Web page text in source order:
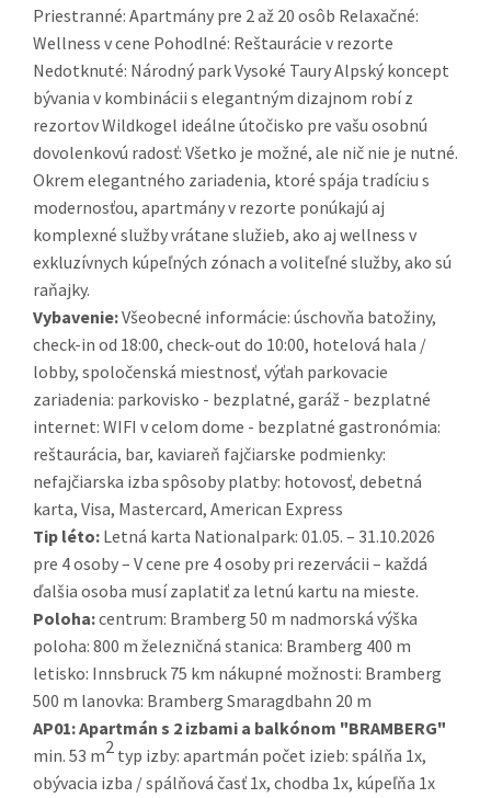
Priestranné: Apartmány pre 2 až 20 osôb Relaxačné:
Wellness v cene Pohodlné: Reštaurácie v rezorte
Nedotknuté: Národný park Vysoké Taury Alpský koncept
bývania v kombinácii s elegantným dizajnom robí z
rezortov Wildkogel ideálne útočisko pre vašu osobnú
dovolenkovú radosť: Všetko je možné, ale nič nie je nutné.
Okrem elegantného zariadenia, ktoré spája tradíciu s
modernosťou, apartmány v rezorte ponúkajú aj
komplexné služby vrátane služieb, ako aj wellness v
exkluzívnych kúpeľných zónach a voliteľné služby, ako sú
raňajky.
Vybavenie:Všeobecné informácie: úschovňa batožiny,
check-in od 18:00, check-out do 10:00, hotelová hala /
lobby, spoločenská miestnosť, výťah parkovacie
zariadenia: parkovisko - bezplatné, garáž - bezplatné
internet: WIFI v celom dome - bezplatné gastronómia:
reštaurácia, bar, kaviareň fajčiarske podmienky:
nefajčiarska izba spôsoby platby: hotovosť, debetná
karta, Visa, Mastercard, American Express
Tip léto: Letná karta Nationalpark: 01.05. – 31.10.2026
pre 4 osoby – V cene pre 4 osoby pri rezervácii – každá
ďalšia osoba musí zaplatiť za letnú kartu na mieste.
Poloha:centrum: Bramberg 50 m nadmorská výška
poloha: 800 m železničná stanica: Bramberg 400 m
letisko: Innsbruck 75 km nákupné možnosti: Bramberg
500 m lanovka: Bramberg Smaragdbahn 20 m
AP01:Apartmán s 2 izbami a balkónom "BRAMBERG"
min. 53 m2 typ izby: apartmán počet izieb: spálňa 1x,
obývacia izba / spálňová časť 1x, chodba 1x, kúpeľňa 1x